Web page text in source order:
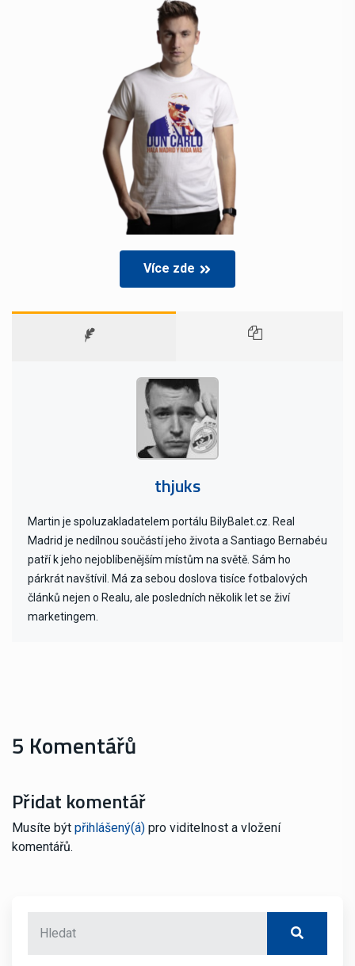
Více zde
thjuks
Martin je spoluzakladatelem portálu BilyBalet.cz. Real
Madrid je nedílnou součástí jeho života a Santiago Bernabéu
patří k jeho nejoblíbenějším místům na světě. Sám ho
párkrát navštívil. Má za sebou doslova tisíce fotbalových
článků nejen o Realu, ale posledních několik let se živí
marketingem.
5 Komentářů
Přidat komentář
Musíte být přihlášený(á) pro viditelnost a vložení
komentářů.